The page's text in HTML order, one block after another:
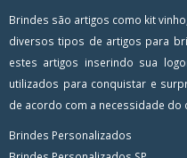
Brindes são artigos como kit
diversos tipos de artigos para
estes artigos inserindo sua
utilizados para conquistar e
de acordo com a necessidade do
Brindes Personalizados